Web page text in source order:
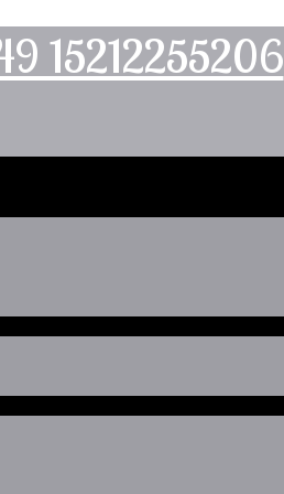
15212255206